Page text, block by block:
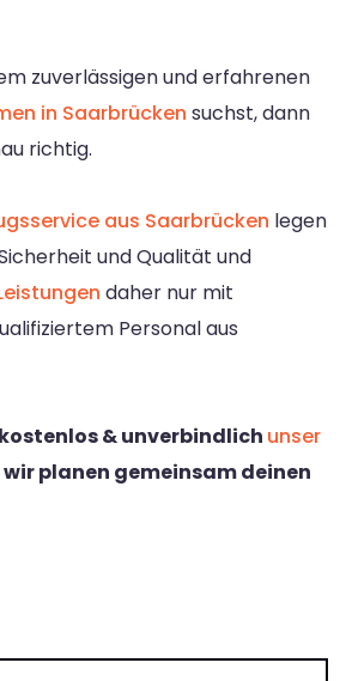
zuverlässigen und erfahrenen
in Saarbrücken suchst, dann
richtig.
aus Saarbrücken legen
und Qualität und
daher nur mit
Personal aus
& unverbindlich unser
planen gemeinsam deinen